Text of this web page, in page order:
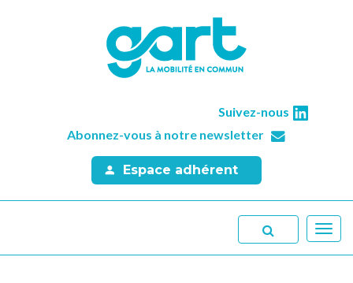
Suivez-nous
Abonnez-vous à notre newsletter
Espace adhérent